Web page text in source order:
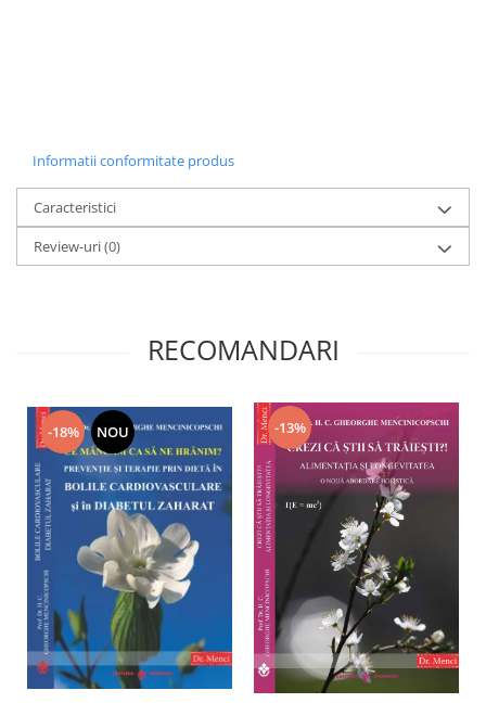
Informatii conformitate produs
Caracteristici
Review-uri(0)
RECOMANDARI
-18% NOU -13%